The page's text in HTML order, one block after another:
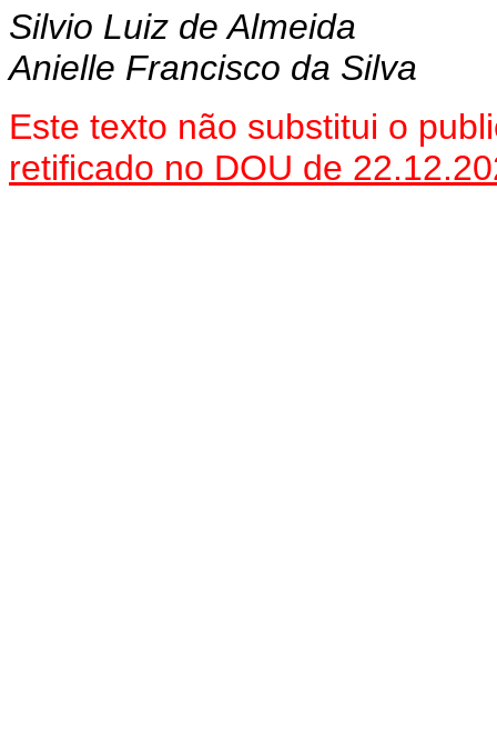
Silvio Luiz de Almeida
Anielle Francisco da Silva
Este texto não substitui o
retificado no DOU de